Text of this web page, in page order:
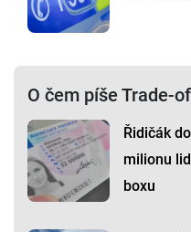
O čem píše Trade-
Řidičák
milionu
boxu